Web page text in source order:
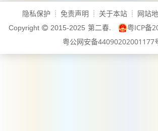
关系中的常见陷阱，更能加速
个人情感成熟，本文结合心理
学研究与社会学调查，为你拆
解10个经过验证的实用策略，
助你在爱情中完成从...
隐私保护 ┊ 免责声明 ┊ 关于本站 ┊ 网站
Copyright 2015-2025 第二春.
粤ICP备
粤公网安备44090202001177